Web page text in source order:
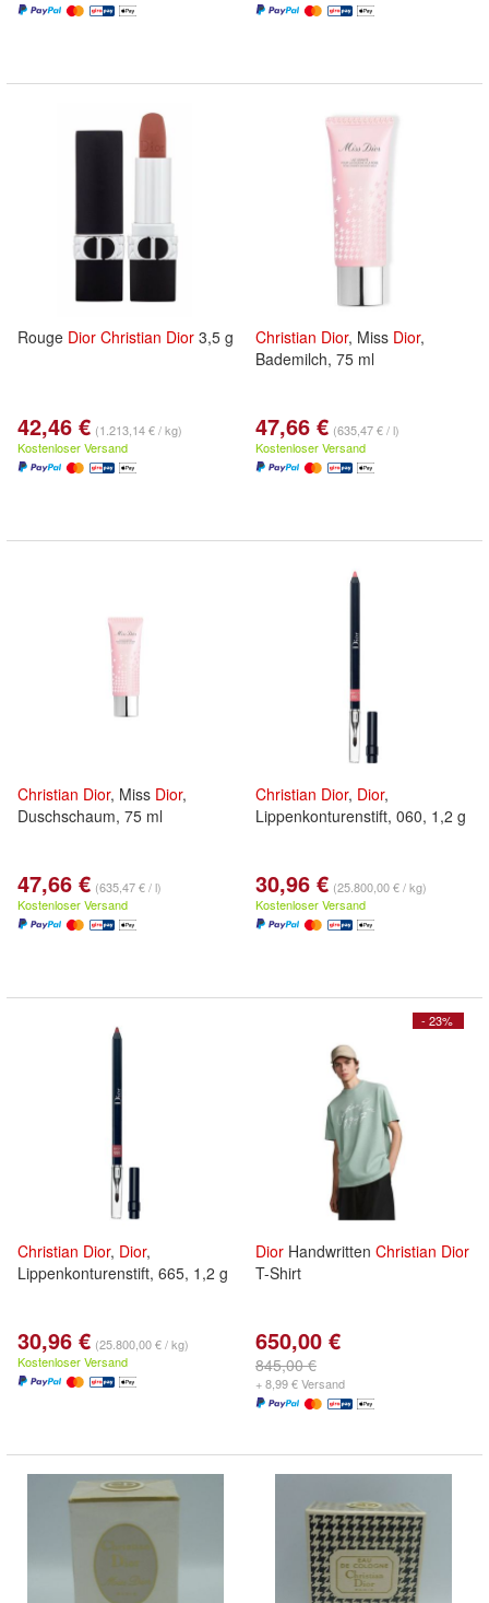
Rouge Dior Christian Dior 3,5 g
42,46 € (1.213,14 € / kg)
Kostenloser Versand
Christian Dior, Miss Dior,
Bademilch, 75 ml
47,66 € (635,47 € / l)
Kostenloser Versand
Christian Dior, Miss Dior,
Duschschaum, 75 ml
47,66 € (635,47 € / l)
Kostenloser Versand
Christian Dior, Dior,
Lippenkonturenstift, 060, 1,2 g
30,96 € (25.800,00 € / kg)
Kostenloser Versand
Christian Dior, Dior,
Lippenkonturenstift, 665, 1,2 g
30,96 € (25.800,00 € / kg)
Kostenloser Versand
- 23%
Dior Handwritten Christian Dior
T-Shirt
650,00 €
845,00 €
+ 8,99 € Versand